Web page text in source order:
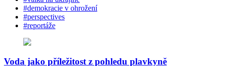
#demokracie v ohrožení
#perspectives
#reportáže
Voda jako příležitost z pohledu plavkyně